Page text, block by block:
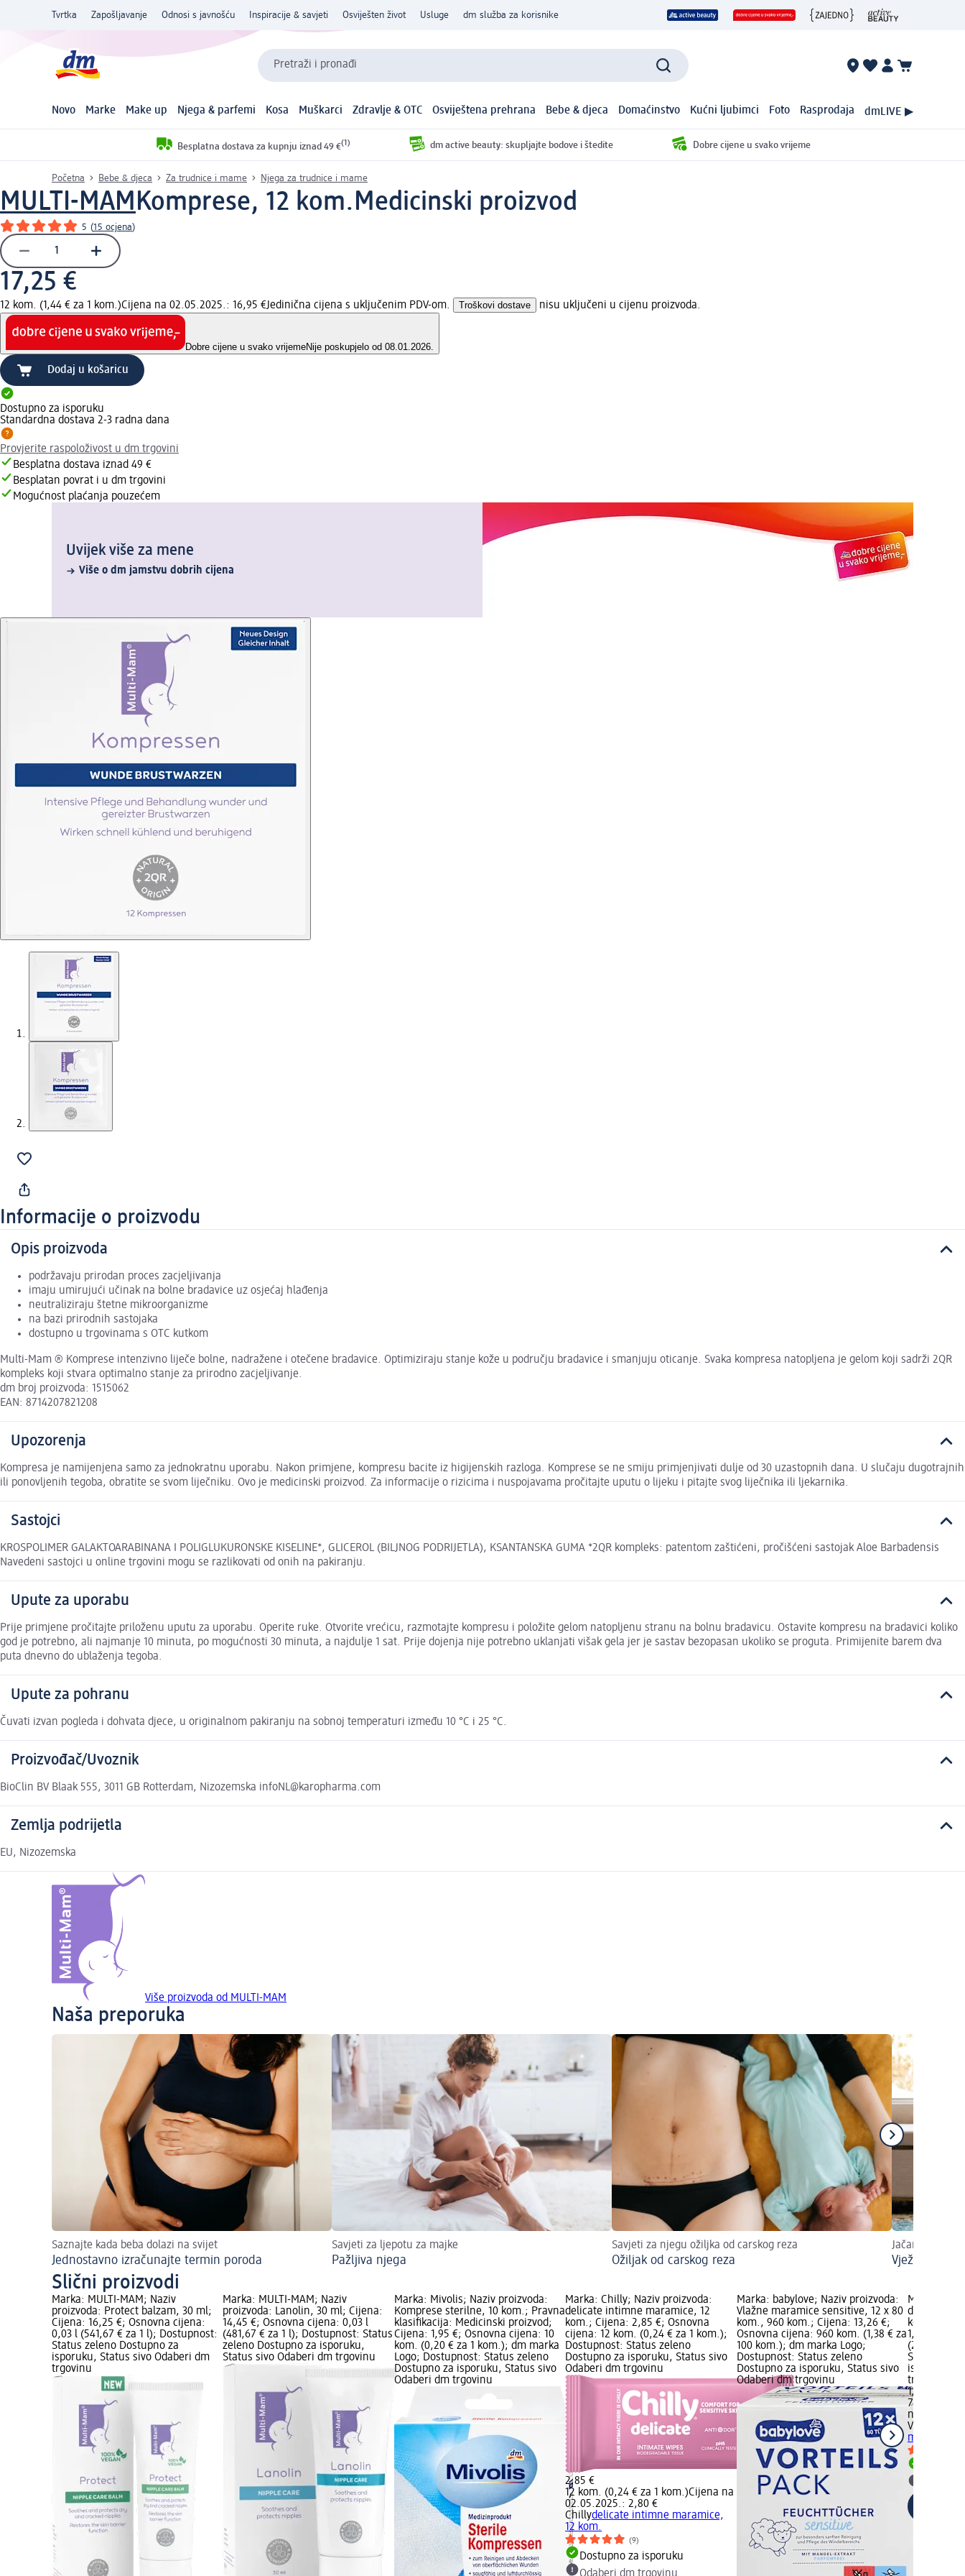
Tvrtka Zapošljavanje Odnosi s javnošću Inspiracije & savjeti Osviješten život Usluge dm služba za korisnike
Pretraži i pronađi
Novo Marke Make up Njega & parfemi Kosa Muškarci Zdravlje & OTC Osviještena prehrana Bebe & djeca Domaćinstvo Kućni ljubimci Foto Rasprodaja dmLIVE ▶
Besplatna dostava za kupnju iznad 49 €(1) dm active beauty: skupljajte bodove i štedite Dobre cijene u svako vrijeme
Početna Bebe & djeca Za trudnice i mame Njega za trudnice i mame
MULTI-MAMKomprese, 12 kom.Medicinski proizvod
5 (15 ocjena)
17,25 €
12 kom. (1,44 € za 1 kom.)Cijena na 02.05.2025.: 16,95 €Jedinična cijena s uključenim PDV-om. Troškovi dostave nisu uključeni u cijenu proizvoda.
Dobre cijene u svako vrijemeNije poskupjelo od 08.01.2026.
Dodaj u košaricu
Dostupno za isporuku
Standardna dostava 2-3 radna dana
Provjerite raspoloživost u dm trgovini
Besplatna dostava iznad 49 €
Besplatan povrat i u dm trgovini
Mogućnost plaćanja pouzećem
Uvijek više za mene
Više o dm jamstvu dobrih cijena
Informacije o proizvodu
Opis proizvoda
podržavaju prirodan proces zacjeljivanja
imaju umirujući učinak na bolne bradavice uz osjećaj hlađenja
neutraliziraju štetne mikroorganizme
na bazi prirodnih sastojaka
dostupno u trgovinama s OTC kutkom
Multi-Mam ® Komprese intenzivno liječe bolne, nadražene i otečene bradavice. Optimiziraju stanje kože u području bradavice i smanjuju oticanje. Svaka kompresa natopljena je gelom koji sadrži 2QR
kompleks koji stvara optimalno stanje za prirodno zacjeljivanje.
dm broj proizvoda: 1515062
EAN: 8714207821208
Upozorenja
Kompresa je namijenjena samo za jednokratnu uporabu. Nakon primjene, kompresu bacite iz higijenskih razloga. Komprese se ne smiju primjenjivati dulje od 30 uzastopnih dana. U slučaju dugotrajnih
ili ponovljenih tegoba, obratite se svom liječniku. Ovo je medicinski proizvod. Za informacije o rizicima i nuspojavama pročitajte uputu o lijeku i pitajte svog liječnika ili ljekarnika.
Sastojci
KROSPOLIMER GALAKTOARABINANA I POLIGLUKURONSKE KISELINE*, GLICEROL (BILJNOG PODRIJETLA), KSANTANSKA GUMA *2QR kompleks: patentom zaštićeni, pročišćeni sastojak Aloe Barbadensis
Navedeni sastojci u online trgovini mogu se razlikovati od onih na pakiranju.
Upute za uporabu
Prije primjene pročitajte priloženu uputu za uporabu. Operite ruke. Otvorite vrećicu, razmotajte kompresu i položite gelom natopljenu stranu na bolnu bradavicu. Ostavite kompresu na bradavici koliko
god je potrebno, ali najmanje 10 minuta, po mogućnosti 30 minuta, a najdulje 1 sat. Prije dojenja nije potrebno uklanjati višak gela jer je sastav bezopasan ukoliko se proguta. Primijenite barem dva
puta dnevno do ublaženja tegoba.
Upute za pohranu
Čuvati izvan pogleda i dohvata djece, u originalnom pakiranju na sobnoj temperaturi između 10 °C i 25 °C.
Proizvođač/Uvoznik
BioClin BV Blaak 555, 3011 GB Rotterdam, Nizozemska infoNL@karopharma.com
Zemlja podrijetla
EU, Nizozemska
Više proizvoda od MULTI-MAM
Naša preporuka
Saznajte kada beba dolazi na svijet
Jednostavno izračunajte termin poroda
Savjeti za ljepotu za majke
Pažljiva njega
Savjeti za njegu ožiljka od carskog reza
Ožiljak od carskog reza
Jačanje tijela
Vježbe za
Slični proizvodi
Marka: MULTI-MAM; Naziv
proizvoda: Protect balzam, 30 ml;
Cijena: 16,25 €; Osnovna cijena:
0,03 l (541,67 € za 1 l); Dostupnost:
Status zeleno Dostupno za
isporuku, Status sivo Odaberi dm
trgovinu
Marka: MULTI-MAM; Naziv
proizvoda: Lanolin, 30 ml; Cijena:
14,45 €; Osnovna cijena: 0,03 l
(481,67 € za 1 l); Dostupnost: Status
zeleno Dostupno za isporuku,
Status sivo Odaberi dm trgovinu
Marka: Mivolis; Naziv proizvoda:
Komprese sterilne, 10 kom.; Pravna
klasifikacija: Medicinski proizvod;
Cijena: 1,95 €; Osnovna cijena: 10
kom. (0,20 € za 1 kom.); dm marka
Logo; Dostupnost: Status zeleno
Dostupno za isporuku, Status sivo
Odaberi dm trgovinu
Marka: Chilly; Naziv proizvoda:
delicate intimne maramice, 12
kom.; Cijena: 2,85 €; Osnovna
cijena: 12 kom. (0,24 € za 1 kom.);
Dostupnost: Status zeleno
Dostupno za isporuku, Status sivo
Odaberi dm trgovinu
2,85 €
12 kom. (0,24 € za 1 kom.)Cijena na
02.05.2025.: 2,80 €
Chillydelicate intimne maramice,
12 kom.
(9)
Dostupno za isporuku
Marka: babylove; Naziv proizvoda:
Vlažne maramice sensitive, 12 x 80
kom., 960 kom.; Cijena: 13,26 €;
Osnovna cijena: 960 kom. (1,38 € za
100 kom.); dm marka Logo;
Dostupnost: Status zeleno
Dostupno za isporuku, Status sivo
Odaberi dm trgovinu
Marka:
double
kozje
1,75 €;
(2,43 € za
Status
isporuku,
trgovinu
1,75 €
72 kom.
na
Violeta
maramice